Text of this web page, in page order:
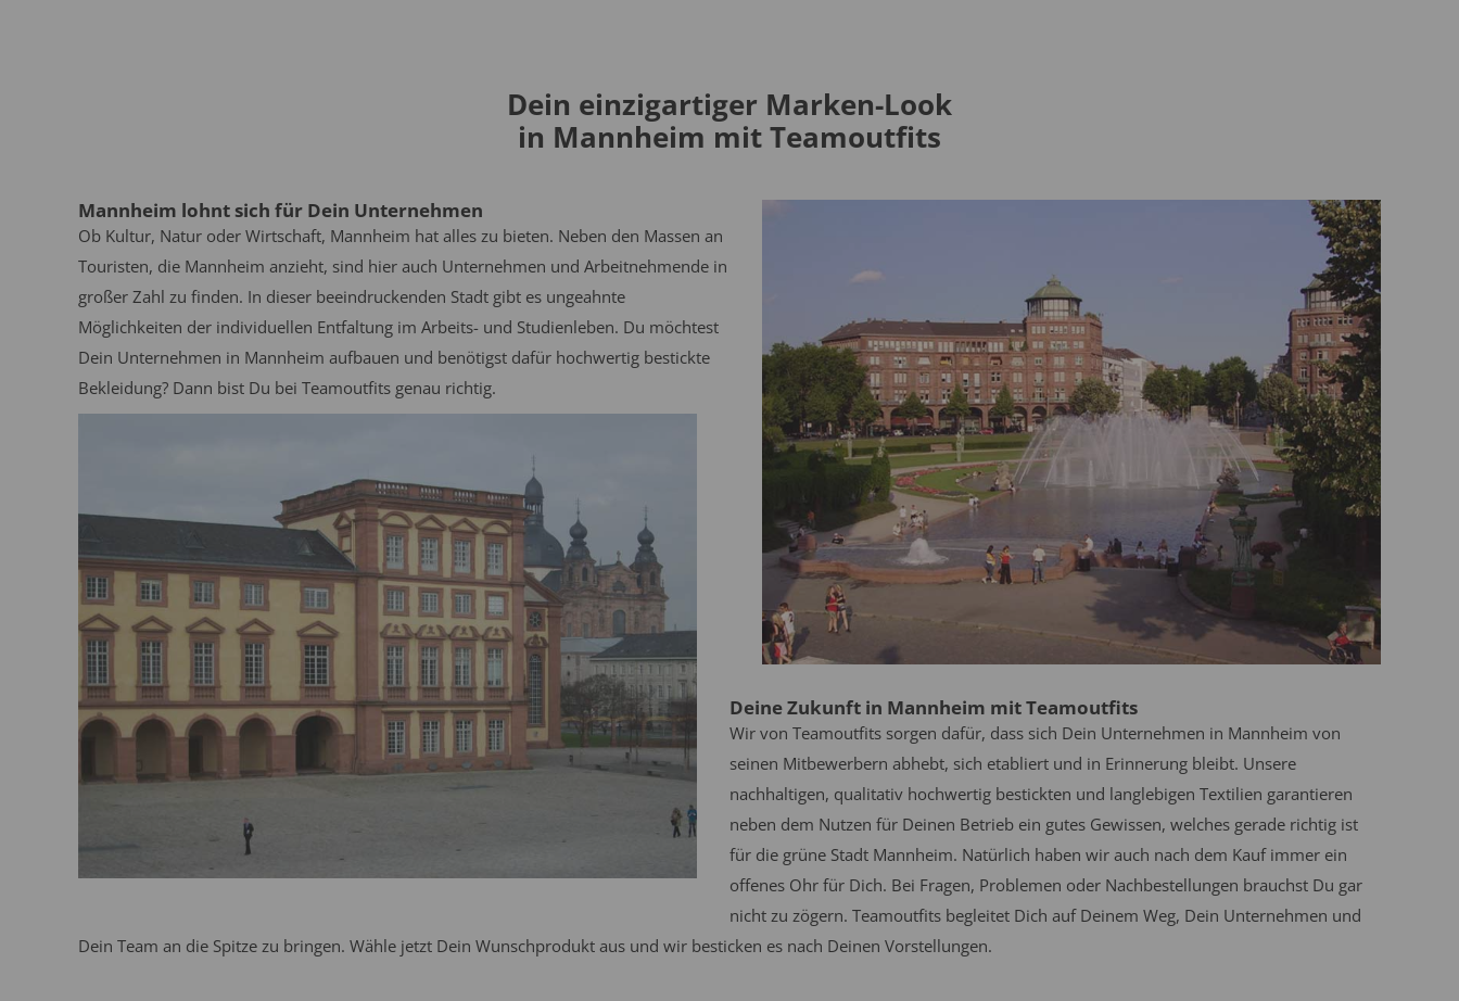
Dein einzigartiger Marken-Look
in Mannheim mit Teamoutfits
Mannheim lohnt sich für Dein Unternehmen
Ob Kultur, Natur oder Wirtschaft, Mannheim hat alles zu bieten. Neben den Massen an
Touristen, die Mannheim anzieht, sind hier auch Unternehmen und Arbeitnehmende in
großer Zahl zu finden. In dieser beeindruckenden Stadt gibt es ungeahnte
Möglichkeiten der individuellen Entfaltung im Arbeits- und Studienleben. Du möchtest
Dein Unternehmen in Mannheim aufbauen und benötigst dafür hochwertig bestickte
Bekleidung? Dann bist Du bei Teamoutfits genau richtig.
Deine Zukunft in Mannheim mit Teamoutfits
Wir von Teamoutfits sorgen dafür, dass sich Dein Unternehmen in Mannheim von
seinen Mitbewerbern abhebt, sich etabliert und in Erinnerung bleibt. Unsere
nachhaltigen, qualitativ hochwertig bestickten und langlebigen Textilien garantieren
neben dem Nutzen für Deinen Betrieb ein gutes Gewissen, welches gerade richtig ist
für die grüne Stadt Mannheim. Natürlich haben wir auch nach dem Kauf immer ein
offenes Ohr für Dich. Bei Fragen, Problemen oder Nachbestellungen brauchst Du gar
nicht zu zögern. Teamoutfits begleitet Dich auf Deinem Weg, Dein Unternehmen und
Dein Team an die Spitze zu bringen. Wähle jetzt Dein Wunschprodukt aus und wir besticken es nach Deinen Vorstellungen.